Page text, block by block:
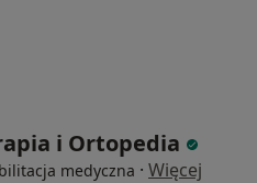
i Ortopedia
medyczna · Więcej